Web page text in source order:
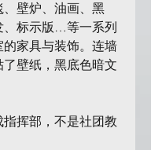
、壁炉、油画、黑
、标示版…等一系列
家具与装饰。连墙
壁纸，黑底色暗文
挥部，不是社团教